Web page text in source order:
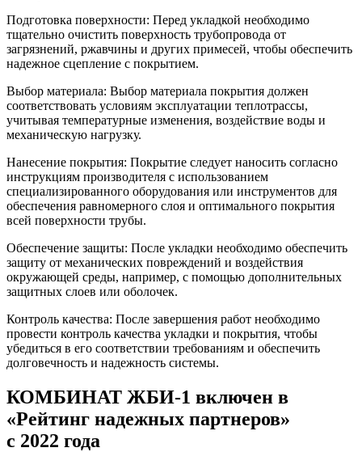
Подготовка поверхности: Перед укладкой необходимо
тщательно очистить поверхность трубопровода от
загрязнений, ржавчины и других примесей, чтобы обеспечить
надежное сцепление с покрытием.
Выбор материала: Выбор материала покрытия должен
соответствовать условиям эксплуатации теплотрассы,
учитывая температурные изменения, воздействие воды и
механическую нагрузку.
Нанесение покрытия: Покрытие следует наносить согласно
инструкциям производителя с использованием
специализированного оборудования или инструментов для
обеспечения равномерного слоя и оптимального покрытия
всей поверхности трубы.
Обеспечение защиты: После укладки необходимо обеспечить
защиту от механических повреждений и воздействия
окружающей среды, например, с помощью дополнительных
защитных слоев или оболочек.
Контроль качества: После завершения работ необходимо
провести контроль качества укладки и покрытия, чтобы
убедиться в его соответствии требованиям и обеспечить
долговечность и надежность системы.
КОМБИНАТ ЖБИ-1 включен в
«Рейтинг надежных партнеров»
с 2022 года